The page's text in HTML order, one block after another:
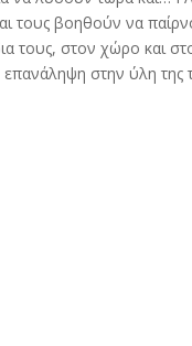
βοηθούν να
τους, στον χώρο και
στην ύλη της